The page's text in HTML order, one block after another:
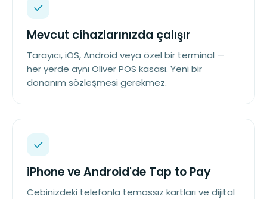
Mevcut cihazlarınızda çalışır
Tarayıcı, iOS, Android veya özel bir terminal —
her yerde aynı Oliver POS kasası. Yeni bir
donanım sözleşmesi gerekmez.
iPhone ve Android'de Tap to Pay
Cebinizdeki telefonla temassız kartları ve dijital